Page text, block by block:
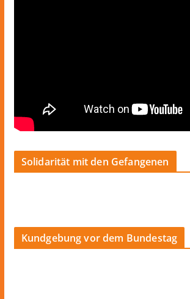
Solidarität mit den Gefangenen
Kundgebung vor dem Bundestag